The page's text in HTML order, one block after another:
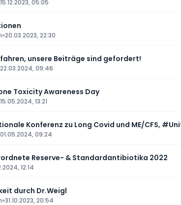
15.12.2023, 05:05
»20.03.2023, 22:30
unsere Beiträge sind gefordert!
22.03.2024, 09:46
Toxicity Awareness Day
15.05.2024, 13:21
Konferenz zu Long Covid und ME/CFS,
01.05.2024, 09:24
Reserve- & Standardantibiotika 2022
12:14
durch Dr.Weigl
»31.10.2023, 20:54